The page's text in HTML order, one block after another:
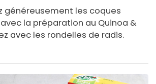
généreusement les coques
la préparation au Quinoa &
avec les rondelles de radis.